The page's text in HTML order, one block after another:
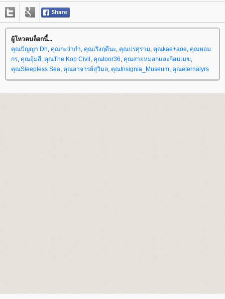
ผู้โหวตบล็อกนี้...
คุณปัญญา Dh, คุณกะว่าก๋า, คุณเริงฤดีนะ, คุณปรศุราม, คุณkae+aoe, คุณหอม
กร, คุณอุ้มสี, คุณThe Kop Civil, คุณtoor36, คุณสายหมอกและก้อนเมฆ,
คุณSleepless Sea, คุณอาจารย์สุวิมล, คุณInsignia_Museum, คุณeternalyrs